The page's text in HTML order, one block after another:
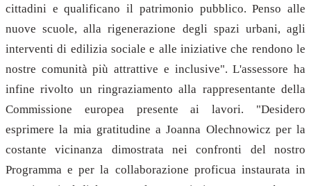
cittadini e qualificano il patrimonio pubblico. Penso alle
nuove scuole, alla rigenerazione degli spazi urbani, agli
interventi di edilizia sociale e alle iniziative che rendono le
nostre comunità più attrattive e inclusive". L'assessore ha
infine rivolto un ringraziamento alla rappresentante della
Commissione europea presente ai lavori. "Desidero
esprimere la mia gratitudine a Joanna Olechnowicz per la
costante vicinanza dimostrata nei confronti del nostro
Programma e per la collaborazione proficua instaurata in